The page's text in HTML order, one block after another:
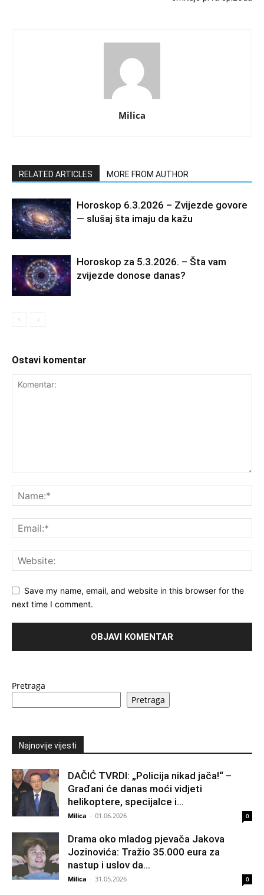
Milica
RELATED ARTICLES MORE FROM AUTHOR
Horoskop 6.3.2026 – Zvijezde govore
— slušaj šta imaju da kažu
Horoskop za 5.3.2026. – Šta vam
zvijezde donose danas?
Ostavi komentar
Save my name, email, and website in this browser for the
next time I comment.
Pretraga
Pretraga
Najnovije vijesti
DAČIĆ TVRDI: „Policija nikad jača!“ –
Građani će danas moći vidjeti
helikoptere, specijalce i...
Milica - 01.06.2026 0
Drama oko mladog pjevača Jakova
Jozinovića: Tražio 35.000 eura za
nastup i uslov da...
Milica - 31.05.2026 0